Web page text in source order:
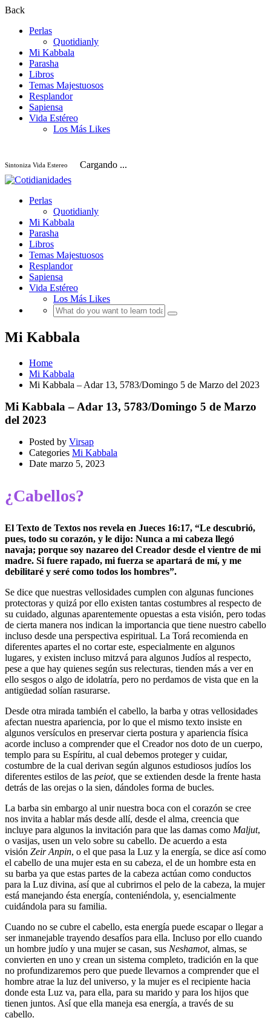
Back
Perlas
Quotidianly
Mi Kabbala
Parasha
Libros
Temas Majestuosos
Resplandor
Sapiensa
Vida Estéreo
Los Más Likes
Sintoniza Vida Estereo Cargando ...
Perlas
Quotidianly
Mi Kabbala
Parasha
Libros
Temas Majestuosos
Resplandor
Sapiensa
Vida Estéreo
Los Más Likes
Mi Kabbala
Home
Mi Kabbala
Mi Kabbala – Adar 13, 5783/Domingo 5 de Marzo del 2023
Mi Kabbala – Adar 13, 5783/Domingo 5 de Marzo
del 2023
Posted by Virsap
Categories Mi Kabbala
Date marzo 5, 2023
¿Cabellos?
El Texto de Textos nos revela en Jueces 16:17, “Le descubrió,
pues, todo su corazón, y le dijo: Nunca a mi cabeza llegó
navaja; porque soy nazareo del Creador desde el vientre de mi
madre. Si fuere rapado, mi fuerza se apartará de mí, y me
debilitaré y seré como todos los hombres”.
Se dice que nuestras vellosidades cumplen con algunas funciones
protectoras y quizá por ello existen tantas costumbres al respecto de
su cuidado, algunas aparentemente opuestas a esta visión, pero todas
de cierta manera nos indican la importancia que tiene nuestro cabello
incluso desde una perspectiva espiritual. La Torá recomienda en
diferentes apartes el no cortar este, especialmente en algunos
lugares, y existen incluso mitzvá para algunos Judíos al respecto,
pese a que hay quienes según sus relecturas, tienden más a ver en
ello sesgos o algo de idolatría, pero no perdamos de vista que en la
antigüedad solían rasurarse.
Desde otra mirada también el cabello, la barba y otras vellosidades
afectan nuestra apariencia, por lo que el mismo texto insiste en
algunos versículos en preservar cierta postura y apariencia física
acorde incluso a comprender que el Creador nos doto de un cuerpo,
templo para su Espíritu, al cual debemos proteger y cuidar,
costumbre de la cual derivan según algunos estudiosos judíos los
diferentes estilos de las peiot, que se extienden desde la frente hasta
detrás de las orejas o la sien, dándoles forma de bucles.
La barba sin embargo al unir nuestra boca con el corazón se cree
nos invita a hablar más desde allí, desde el alma, creencia que
incluye para algunos la invitación para que las damas como Maljut,
o vasijas, usen un velo sobre su cabello. De acuerdo a esta
visión Zeir Anpin, o el que pasa la Luz y la energía, se dice así como
el cabello de una mujer esta en su cabeza, el de un hombre esta en
su barba ya que estas partes de la cabeza actúan como conductos
para la Luz divina, así que al cubrirnos el pelo de la cabeza, la mujer
está manejando ésta energía, conteniéndola, y, esencialmente
cuidándola para su familia.
Cuando no se cubre el cabello, esta energía puede escapar o llegar a
ser inmanejable trayendo desafíos para ella. Incluso por ello cuando
un hombre judío y una mujer se casan, sus Neshamot, almas, se
convierten en uno y crean un sistema completo, tradición en la que
no profundizaremos pero que puede llevarnos a comprender que el
hombre atrae la luz del universo, y la mujer es el recipiente hacia
donde esta Luz va, para ella, para su marido y para los hijos que
tienen juntos. Así que ella maneja esa energía, a través de su
cabello.